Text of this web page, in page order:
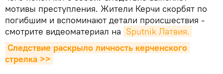
мотивы преступления. Жители Керчи скорбят по
погибшим и вспоминают детали происшествия -
смотрите видеоматериал на Sputnik Латвия.
Следствие раскрыло личность керченского
стрелка >>